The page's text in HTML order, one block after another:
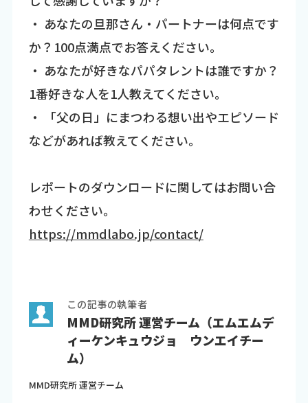
・ あなたの旦那さん・パートナーは何点です
か？100点満点でお答えください。
・ あなたが好きなパパタレントは誰ですか？
1番好きな人を1人教えてください。
・ 「父の日」にまつわる想い出やエピソード
などがあれば教えてください。
レポートのダウンロードに関してはお問い合
わせください。
https://mmdlabo.jp/contact/
この記事の執筆者
MMD研究所 運営チーム（エムエムデ
ィーケンキュウジョ ウンエイチー
ム）
MMD研究所 運営チーム